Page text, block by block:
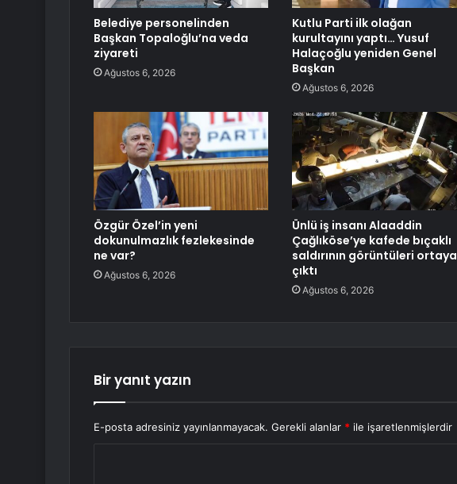
Belediye personelinden
Başkan Topaloğlu’na veda
ziyareti
Ağustos 6, 2026
Kutlu Parti ilk olağan
kurultayını yaptı… Yusuf
Halaçoğlu yeniden Genel
Başkan
Ağustos 6, 2026
Özgür Özel’in yeni
dokunulmazlık fezlekesinde
ne var?
Ağustos 6, 2026
Ünlü iş insanı Alaaddin
Çağlıköse’ye kafede bıçaklı
saldırının görüntüleri ortaya
çıktı
Ağustos 6, 2026
Bir yanıt yazın
E-posta adresiniz yayınlanmayacak. Gerekli alanlar * ile işaretlenmişlerdir